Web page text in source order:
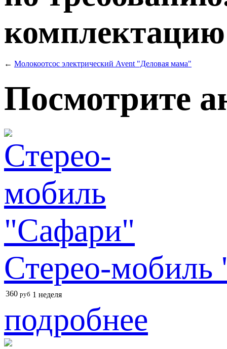
комплектацию
← Молокоотсос электрический Avent "Деловая мама"
Посмотрите
Стерео-
360 руб 1 неделя
подробнее